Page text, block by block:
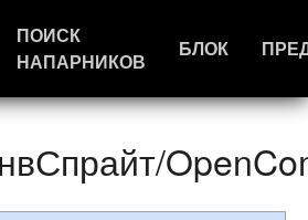
ПОИСК
НАПАРНИКОВ
БЛОК